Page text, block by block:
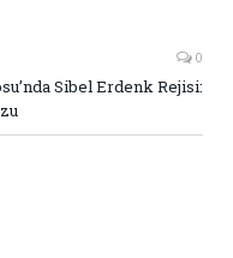
0
Sibel Erdenk Rejisi: